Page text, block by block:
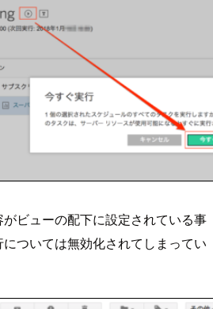
ビューの配下に設定されている事
ついては無効化されてしまってい